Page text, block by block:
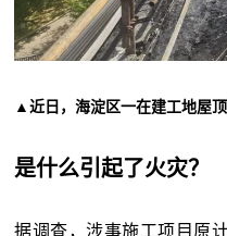
▲近日，海淀区一在建工地屋顶
是什么引起了火灾？
据调查，涉事施工项目原